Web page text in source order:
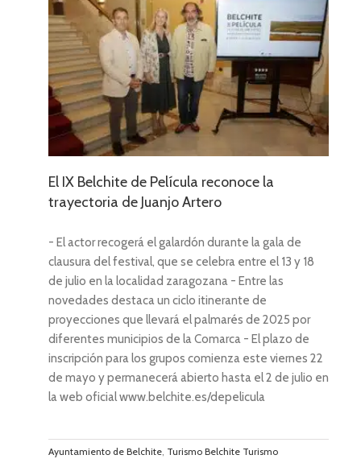
El IX Belchite de Película reconoce la
trayectoria de Juanjo Artero
- El actor recogerá el galardón durante la gala de
clausura del festival, que se celebra entre el 13 y 18
de julio en la localidad zaragozana - Entre las
novedades destaca un ciclo itinerante de
proyecciones que llevará el palmarés de 2025 por
diferentes municipios de la Comarca - El plazo de
inscripción para los grupos comienza este viernes 22
de mayo y permanecerá abierto hasta el 2 de julio en
la web oficial www.belchite.es/depelicula
Ayuntamiento de Belchite, Turismo Belchite Turismo